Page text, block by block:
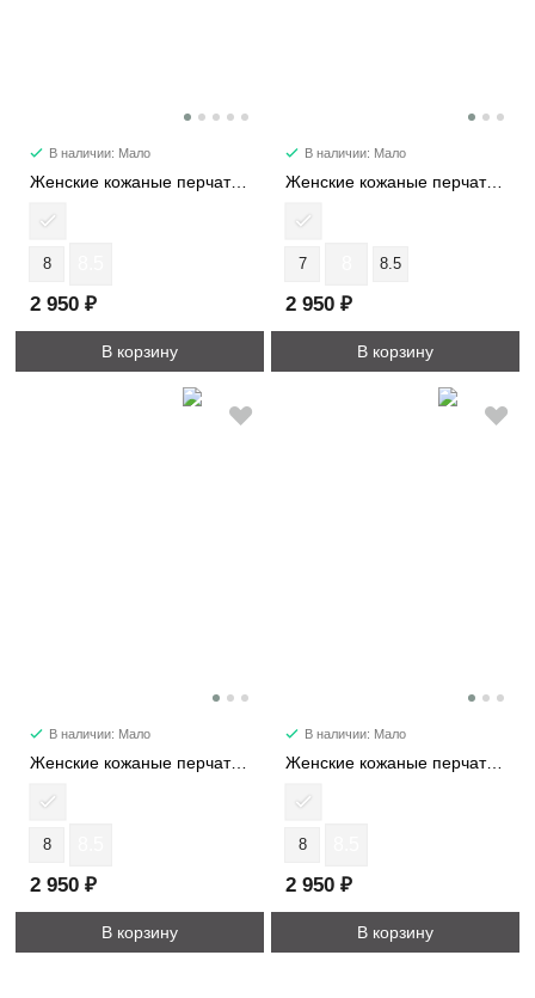
В наличии: Мало
Женские кожаные перчатки 1191-2-5
8
2 950 ₽
В корзину
В наличии: Мало
Женские кожаные перчатки 506-8-5S
7 8.5
2 950 ₽
В корзину
В наличии: Мало
Женские кожаные перчатки 506-5
8
2 950 ₽
В корзину
В наличии: Мало
Женские кожаные перчатки 3914-5
8
2 950 ₽
В корзину